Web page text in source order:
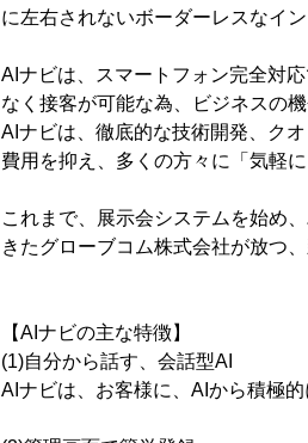
に左右されないボーダーレスなイン
AIナビは、スマートフォン完全対
なく接客が可能な為、ビジネスの
AIナビは、徹底的な技術開発、ク
費用を抑え、多くの方々に「気軽
これまで、展示会システムを始め
きたグローブコム株式会社が放つ
【AIナビの主な特徴】
(1)自分から話す、会話型AI
AIナビは、お客様に、AIから積極